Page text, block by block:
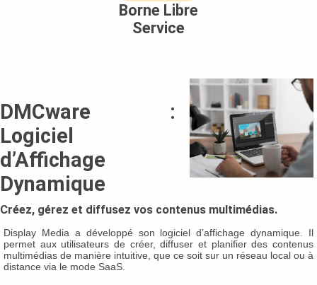
Borne Libre
Service
DMCware :
Logiciel
d’Affichage
Dynamique
Créez, gérez et diffusez vos contenus multimédias.
Display Media a développé son logiciel d’affichage dynamique . Il
permet aux utilisateurs de créer, diffuser et planifier des contenus
multimédias de manière intuitive, que ce soit sur un réseau local ou à
distance via le mode SaaS.